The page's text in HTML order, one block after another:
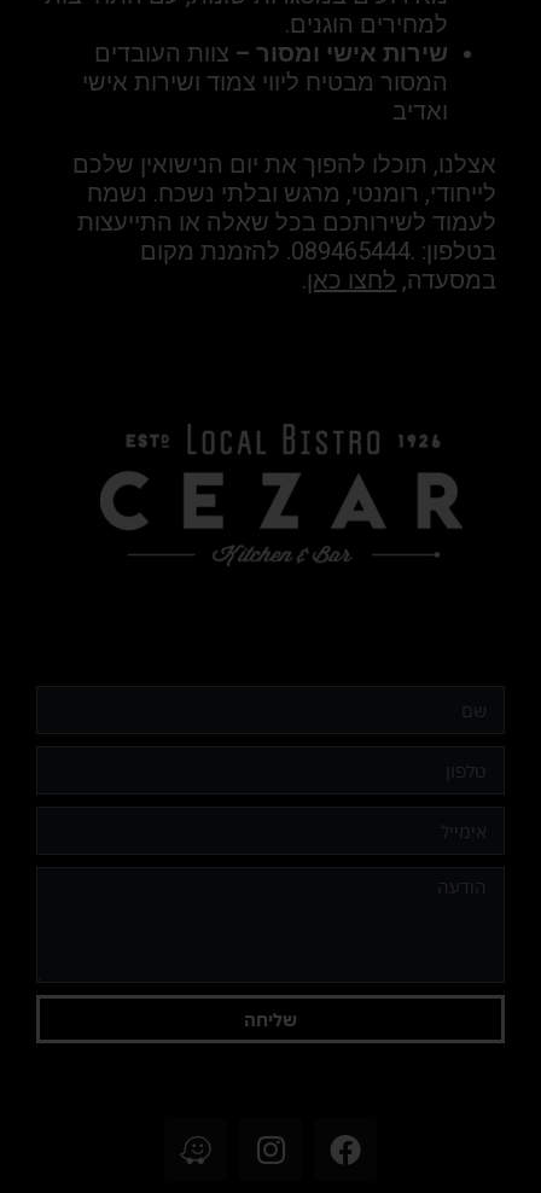
למחירים הוגנים.
שירות אישי ומסור – צוות העובדים
המסור מבטיח ליווי צמוד ושירות אישי
ואדיב
אצלנו, תוכלו להפוך את יום הנישואין שלכם
לייחודי, רומנטי, מרגש ובלתי נשכח. נשמח
לעמוד לשירותכם בכל שאלה או התייעצות
בטלפון: .089465444. להזמנת מקום
במסעדה, לחצו כאן.
שליחה